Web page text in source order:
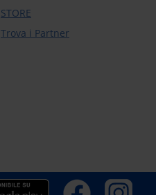
STORE
Trova i Partner